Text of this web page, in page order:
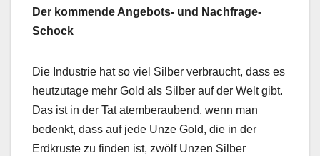
Der kommende Angebots- und Nachfrage-
Schock
Die Industrie hat so viel Silber verbraucht, dass es
heutzutage mehr Gold als Silber auf der Welt gibt.
Das ist in der Tat atemberaubend, wenn man
bedenkt, dass auf jede Unze Gold, die in der
Erdkruste zu finden ist, zwölf Unzen Silber